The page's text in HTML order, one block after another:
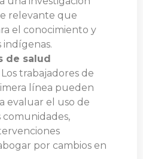
relevante que
el conocimiento y
indígenas.
de salud
Los trabajadores de
línea pueden
evaluar el uso de
comunidades,
por cambios en